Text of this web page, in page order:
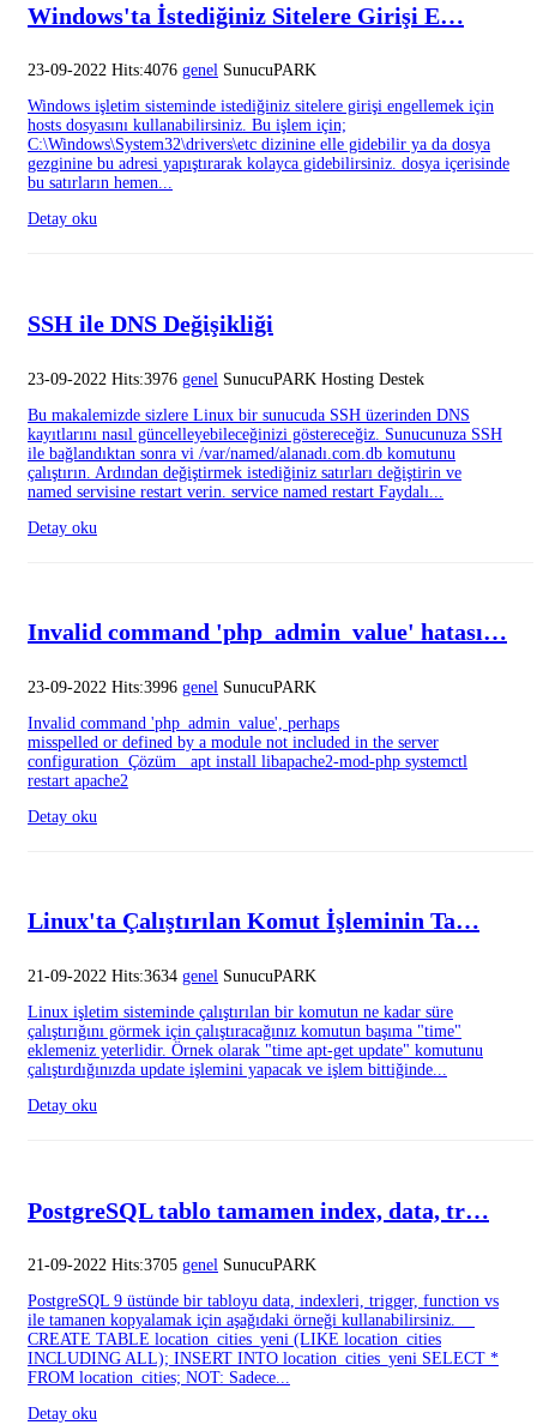
Windows'ta İstediğiniz Sitelere Girişi E…
23-09-2022 Hits:4076 genel SunucuPARK
Windows işletim sisteminde istediğiniz sitelere girişi engellemek için
hosts dosyasını kullanabilirsiniz. Bu işlem için;
C:\Windows\System32\drivers\etc dizinine elle gidebilir ya da dosya
gezginine bu adresi yapıştırarak kolayca gidebilirsiniz. dosya içerisinde
bu satırların hemen...
Detay oku
SSH ile DNS Değişikliği
23-09-2022 Hits:3976 genel SunucuPARK Hosting Destek
Bu makalemizde sizlere Linux bir sunucuda SSH üzerinden DNS
kayıtlarını nasıl güncelleyebileceğinizi göstereceğiz. Sunucunuza SSH
ile bağlandıktan sonra vi /var/named/alanadı.com.db komutunu
çalıştırın. Ardından değiştirmek istediğiniz satırları değiştirin ve
named servisine restart verin. service named restart Faydalı...
Detay oku
Invalid command 'php_admin_value' hatası…
23-09-2022 Hits:3996 genel SunucuPARK
Invalid command 'php_admin_value', perhaps
misspelled or defined by a module not included in the server
configuration Çözüm apt install libapache2-mod-php systemctl
restart apache2
Detay oku
Linux'ta Çalıştırılan Komut İşleminin Ta…
21-09-2022 Hits:3634 genel SunucuPARK
Linux işletim sisteminde çalıştırılan bir komutun ne kadar süre
çalıştırığını görmek için çalıştıracağınız komutun başıma "time"
eklemeniz yeterlidir. Örnek olarak "time apt-get update" komutunu
çalıştırdığınızda update işlemini yapacak ve işlem bittiğinde...
Detay oku
PostgreSQL tablo tamamen index, data, tr…
21-09-2022 Hits:3705 genel SunucuPARK
PostgreSQL 9 üstünde bir tabloyu data, indexleri, trigger, function vs
ile tamanen kopyalamak için aşağıdaki örneği kullanabilirsiniz.
CREATE TABLE location_cities_yeni (LIKE location_cities
INCLUDING ALL); INSERT INTO location_cities_yeni SELECT *
FROM location_cities; NOT: Sadece...
Detay oku